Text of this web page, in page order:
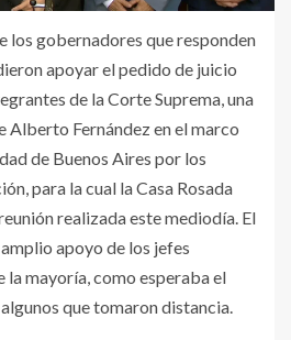
los gobernadores que responden
apoyar el pedido de juicio
de la Corte Suprema, una
Alberto Fernández en el marco
de Buenos Aires por los
para la cual la Casa Rosada
realizada este mediodía. El
apoyo de los jefes
la mayoría, como esperaba el
que tomaron distancia.